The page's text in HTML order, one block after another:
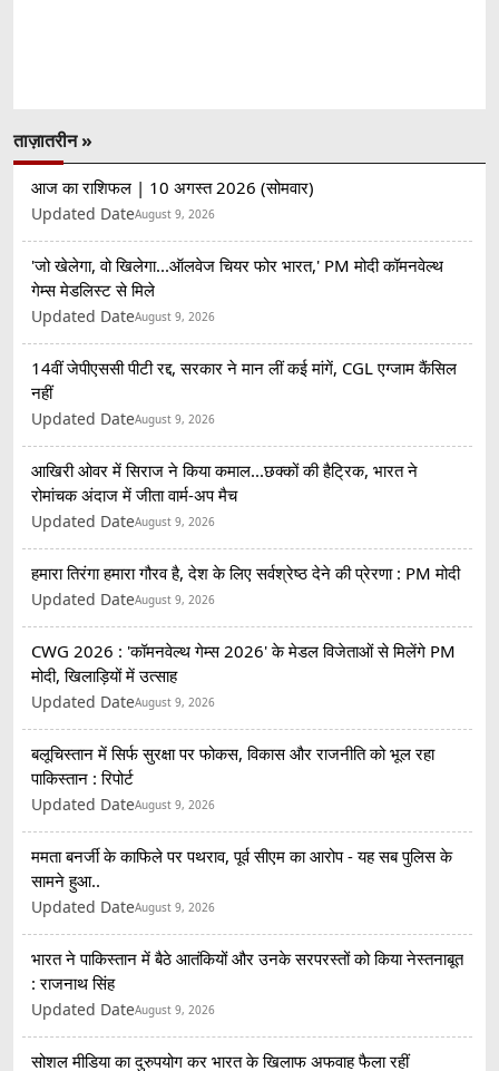
ताज़ातरीन »
आज का राशिफल | 10 अगस्त 2026 (सोमवार)
Updated DateAugust 9, 2026
'जो खेलेगा, वो खिलेगा...ऑलवेज चियर फोर भारत,' PM मोदी कॉमनवेल्थ
गेम्स मेडलिस्ट से मिले
Updated DateAugust 9, 2026
14वीं जेपीएससी पीटी रद्द, सरकार ने मान लीं कई मांगें, CGL एग्जाम कैंसिल
नहीं
Updated DateAugust 9, 2026
आखिरी ओवर में सिराज ने किया कमाल...छक्कों की हैट्रिक, भारत ने
रोमांचक अंदाज में जीता वार्म-अप मैच
Updated DateAugust 9, 2026
हमारा तिरंगा हमारा गौरव है, देश के लिए सर्वश्रेष्ठ देने की प्रेरणा : PM मोदी
Updated DateAugust 9, 2026
CWG 2026 : 'कॉमनवेल्थ गेम्स 2026' के मेडल विजेताओं से मिलेंगे PM
मोदी, खिलाड़ियों में उत्साह
Updated DateAugust 9, 2026
बलूचिस्तान में सिर्फ सुरक्षा पर फोकस, विकास और राजनीति को भूल रहा
पाकिस्तान : रिपोर्ट
Updated DateAugust 9, 2026
ममता बनर्जी के काफिले पर पथराव, पूर्व सीएम का आरोप - यह सब पुलिस के
सामने हुआ..
Updated DateAugust 9, 2026
भारत ने पाकिस्तान में बैठे आतंकियों और उनके सरपरस्तों को किया नेस्तनाबूत
: राजनाथ सिंह
Updated DateAugust 9, 2026
सोशल मीडिया का दुरुपयोग कर भारत के खिलाफ अफवाह फैला रहीं